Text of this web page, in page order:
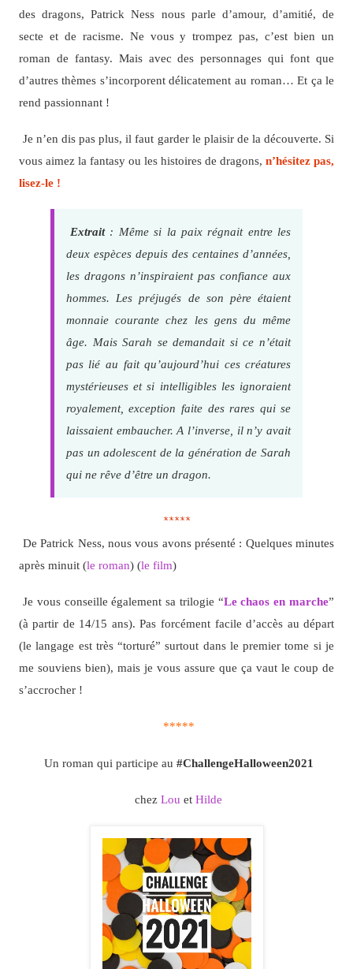
des dragons, Patrick Ness nous parle d’amour, d’amitié, de
secte et de racisme. Ne vous y trompez pas, c’est bien un
roman de fantasy. Mais avec des personnages qui font que
d’autres thèmes s’incorporent délicatement au roman… Et ça le
rend passionnant !
Je n’en dis pas plus, il faut garder le plaisir de la découverte. Si
vous aimez la fantasy ou les histoires de dragons,n’hésitez pas,
lisez-le !
Extrait: Même si la paix régnait entre les
deux espèces depuis des centaines d’années,
les dragons n’inspiraient pas confiance aux
hommes. Les préjugés de son père étaient
monnaie courante chez les gens du même
âge. Mais Sarah se demandait si ce n’était
pas lié au fait qu’aujourd’hui ces créatures
mystérieuses et si intelligibles les ignoraient
royalement, exception faite des rares qui se
laissaient embaucher. A l’inverse, il n’y avait
pas un adolescent de la génération de Sarah
qui ne rêve d’être un dragon.
*****
De Patrick Ness, nous vous avons présenté : Quelques minutes
après minuit (le roman) (le film)
Je vous conseille également sa trilogie “Le chaos en marche”
(à partir de 14/15 ans). Pas forcément facile d’accès au départ
(le langage est très “torturé” surtout dans le premier tome si je
me souviens bien), mais je vous assure que ça vaut le coup de
s’accrocher !
*****
Un roman qui participe au #ChallengeHalloween2021
chez Lou et Hilde